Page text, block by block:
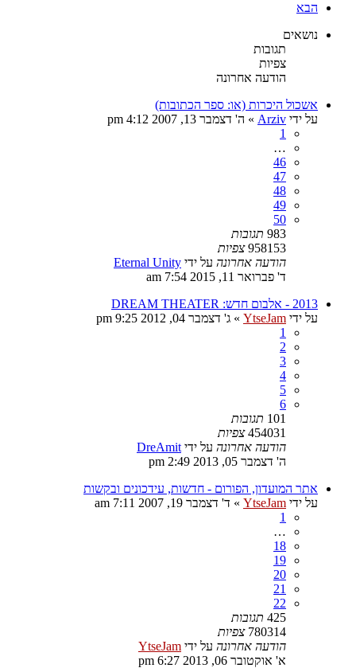
הבא
נושאים
תגובות
צפיות
הודעה אחרונה
אשכול היכרות (או: ספר הכתובות)
על ידי Arziv
» ה' דצמבר 13, 2007 4:12 pm
1
…
46
47
48
49
50
983 תגובות
958153 צפיות
הודעה אחרונה על ידי Eternal Unity
ד' פברואר 11, 2015 7:54 am
2013 - אלבום חדש: DREAM THEATER
על ידי YtseJam
» ג' דצמבר 04, 2012 9:25 pm
1
2
3
4
5
6
101 תגובות
454031 צפיות
הודעה אחרונה על ידי DreAmit
ה' דצמבר 05, 2013 2:49 pm
אתר המועדון, הפורום - חדשות, עידכונים ובקשות
על ידי YtseJam
» ד' דצמבר 19, 2007 7:11 am
1
…
18
19
20
21
22
425 תגובות
780314 צפיות
הודעה אחרונה על ידי YtseJam
א' אוקטובר 06, 2013 6:27 pm